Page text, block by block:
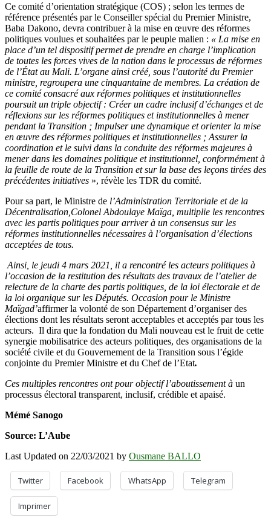
Ce comité d’orientation stratégique (COS) ; selon les termes de
référence présentés par le Conseiller spécial du Premier Ministre,
Baba Dakono, devra contribuer à la mise en œuvre des réformes
politiques voulues et souhaitées par le peuple malien : « La mise en
place d’un tel dispositif permet de prendre en charge l’implication
de toutes les forces vives de la nation dans le processus de réformes
de l’État au Mali. L’organe ainsi créé, sous l’autorité du Premier
ministre, regroupera une cinquantaine de membres. La création de
ce comité consacré aux réformes politiques et institutionnelles
poursuit un triple objectif : Créer un cadre inclusif d’échanges et de
réflexions sur les réformes politiques et institutionnelles à mener
pendant la Transition ; Impulser une dynamique et orienter la mise
en œuvre des réformes politiques et institutionnelles ; Assurer la
coordination et le suivi dans la conduite des réformes majeures à
mener dans les domaines politique et institutionnel, conformément à
la feuille de route de la Transition et sur la base des leçons tirées des
précédentes initiatives », révèle les TDR du comité.
Pour sa part, le Ministre de l’Administration Territoriale et de la
Décentralisation, Colonel Abdoulaye Maïga, multiplie les rencontres
avec les partis politiques pour arriver à un consensus sur les
réformes institutionnelles nécessaires à l’organisation d’élections
acceptées de tous.
Ainsi, le jeudi 4 mars 2021, il a rencontré les acteurs politiques à
l’occasion de la restitution des résultats des travaux de l’atelier de
relecture de la charte des partis politiques, de la loi électorale et de
la loi organique sur les Députés. Occasion pour le Ministre
Maïgad’affirmer la volonté de son Département d’organiser des
élections dont les résultats seront acceptables et acceptés par tous les
acteurs. Il dira que la fondation du Mali nouveau est le fruit de cette
synergie mobilisatrice des acteurs politiques, des organisations de la
société civile et du Gouvernement de la Transition sous l’égide
conjointe du Premier Ministre et du Chef de l’Etat.
Ces multiples rencontres ont pour objectif l’aboutissement à un
processus électoral transparent, inclusif, crédible et apaisé.
Mémé Sanogo
Source: L’Aube
Last Updated on 22/03/2021 by Ousmane BALLO
Twitter Facebook WhatsApp Telegram
Imprimer